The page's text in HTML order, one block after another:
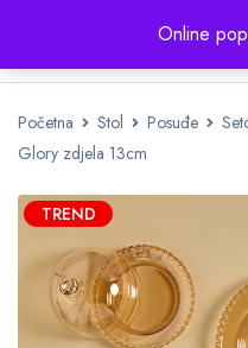
Online
Početna Stol Posuđe
Glory zdjela 13cm
TREND